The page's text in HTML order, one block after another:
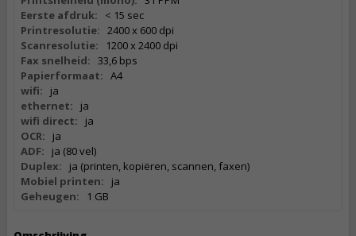
Eerste afdruk:
< 15 sec
Printresolutie: 2400 x 600 dpi
Scanresolutie:
1200 x 2400 dpi
Fax snelheid: 33,6 bps
Papierformaat: A4
wifi:
ja
ethernet:
ja
wifi direct:
ja
OCR:
ja
ADF:
ja (80 vel)
Duplex:
ja (printen, kopiëren, scannen, faxen)
Mobiel printen:
ja
Geheugen:
1 GB